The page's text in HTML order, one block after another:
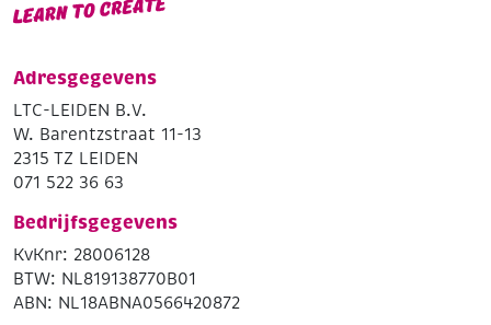
Adresgegevens
LTC-LEIDEN B.V.
W. Barentzstraat 11-13
2315 TZ LEIDEN
071 522 36 63
Bedrijfsgegevens
KvKnr: 28006128
BTW: NL819138770B01
ABN: NL18ABNA0566420872